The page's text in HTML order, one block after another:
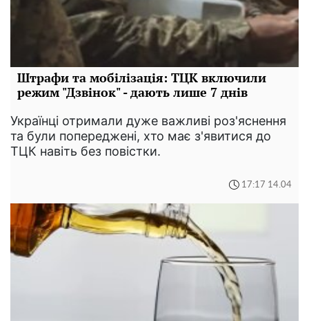
Штрафи та мобілізація: ТЦК включили
режим "Дзвінок" - дають лише 7 днів
Українці отримали дуже важливі роз'яснення
та були попереджені, хто має з'явитися до
ТЦК навіть без повістки.
17:17 14.04